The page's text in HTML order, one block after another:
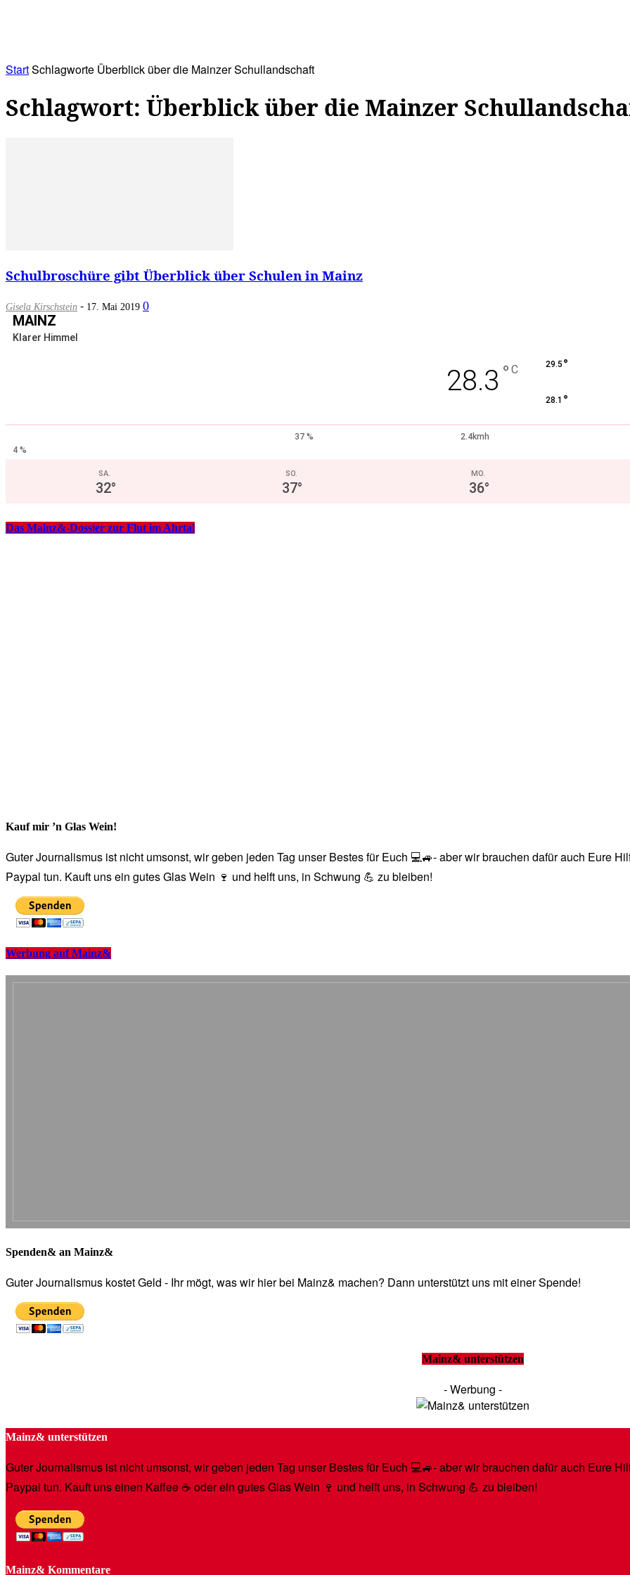
StartSchlagworte Überblick über die Mainzer Schullandschaft
Schlagwort: Überblick über die Mainzer
Schulbroschüre gibt Überblick über Schulen in Mainz
Gisela Kirschstein - 17. Mai 2019 0
MAINZ
Klarer Himmel
28.3 ° C 29.5 °
28.1 °
37 %
2.4kmh
4 %
SA.
32°
SO.
37°
MO.
36°
Das Mainz&-Dossier zur Flut im Ahrtal
Kauf mir ’n Glas Wein!
Guter Journalismus ist nicht umsonst, wir geben jeden Tag unser Bestes für Euch 💻🚙- aber wir brauchen dafür auch Eure
Paypal tun. Kauft uns ein gutes Glas Wein 🍷 und helft uns, in Schwung 💪 zu bleiben!
Werbung auf Mainz&
Spenden& an Mainz&
Guter Journalismus kostet Geld - Ihr mögt, was wir hier bei Mainz& machen? Dann unterstützt uns mit einer Spende!
Mainz& unterstützen
- Werbung -
Mainz& unterstützen
Guter Journalismus ist nicht umsonst, wir geben jeden Tag unser Bestes für Euch 💻🚙- aber wir brauchen dafür auch Eure
Paypal tun. Kauft uns einen Kaffee ☕️ oder ein gutes Glas Wein 🍷 und helft uns, in Schwung 💪 zu bleiben!
Mainz& Kommentare